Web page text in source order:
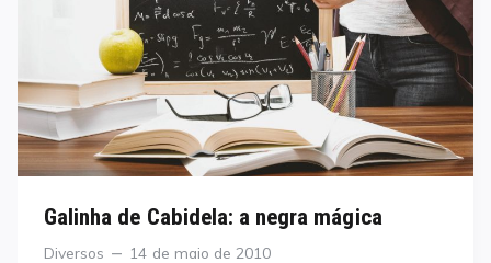
Galinha de Cabidela: a negra mágica
Categories
Diversos
Posted
14 de maio de 2010